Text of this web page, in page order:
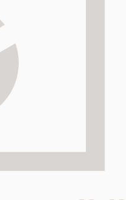
voit maksaa ostoksesi.